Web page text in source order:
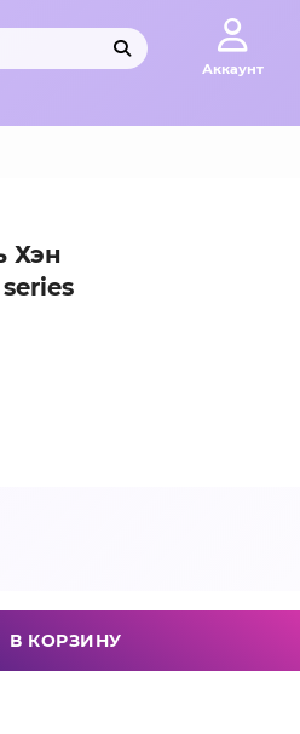
Аккаунт
Хэн
В КОРЗИНУ